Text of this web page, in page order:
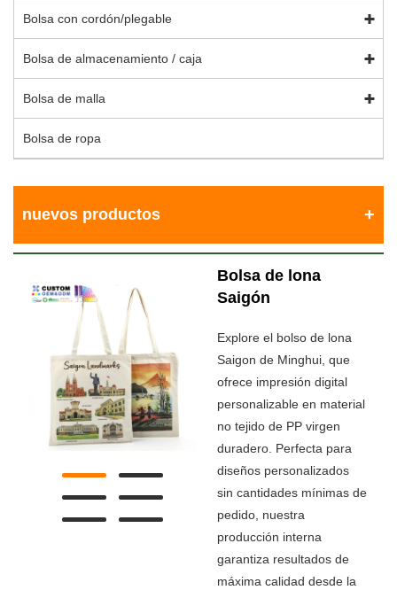
Bolsa con cordón/plegable
Bolsa de almacenamiento / caja
Bolsa de malla
Bolsa de ropa
nuevos productos
Bolsa de lona
Saigón
Explore el bolso de lona
Saigon de Minghui, que
ofrece impresión digital
personalizable en material
no tejido de PP virgen
duradero. Perfecta para
diseños personalizados
sin cantidades mínimas de
pedido, nuestra
producción interna
garantiza resultados de
máxima calidad desde la